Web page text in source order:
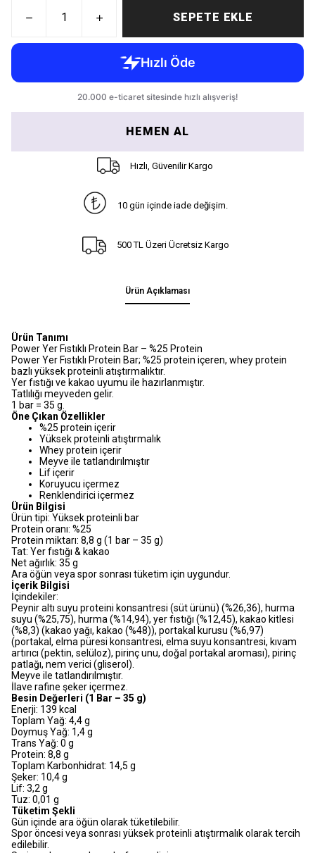
SEPETE EKLE
HEMEN AL
Hızlı, Güvenilir Kargo
10 gün içinde iade değişim.
500 TL Üzeri Ücretsiz Kargo
Ürün Açıklaması
Ürün Tanımı
Power Yer Fıstıklı Protein Bar – %25 Protein
Power Yer Fıstıklı Protein Bar; %25 protein içeren, whey protein
bazlı yüksek proteinli atıştırmalıktır.
Yer fıstığı ve kakao uyumu ile hazırlanmıştır.
Tatlılığı meyveden gelir.
1 bar = 35 g.
Öne Çıkan Özellikler
%25 protein içerir
Yüksek proteinli atıştırmalık
Whey protein içerir
Meyve ile tatlandırılmıştır
Lif içerir
Koruyucu içermez
Renklendirici içermez
Ürün Bilgisi
Ürün tipi: Yüksek proteinli bar
Protein oranı: %25
Protein miktarı: 8,8 g (1 bar – 35 g)
Tat: Yer fıstığı & kakao
Net ağırlık: 35 g
Ara öğün veya spor sonrası tüketim için uygundur.
İçerik Bilgisi
İçindekiler:
Peynir altı suyu proteini konsantresi (süt ürünü) (%26,36), hurma
suyu (%25,75), hurma (%14,94), yer fıstığı (%12,45), kakao kitlesi
(%8,3) (kakao yağı, kakao (%48)), portakal kurusu (%6,97)
(portakal, elma püresi konsantresi, elma suyu konsantresi, kıvam
artırıcı (pektin, selüloz), pirinç unu, doğal portakal aroması), pirinç
patlağı, nem verici (gliserol).
Meyve ile tatlandırılmıştır.
İlave rafine şeker içermez.
Besin Değerleri (1 Bar – 35 g)
Enerji: 139 kcal
Toplam Yağ: 4,4 g
Doymuş Yağ: 1,4 g
Trans Yağ: 0 g
Protein: 8,8 g
Toplam Karbonhidrat: 14,5 g
Şeker: 10,4 g
Lif: 3,2 g
Tuz: 0,01 g
Tüketim Şekli
Gün içinde ara öğün olarak tüketilebilir.
Spor öncesi veya sonrası yüksek proteinli atıştırmalık olarak tercih
edilebilir.